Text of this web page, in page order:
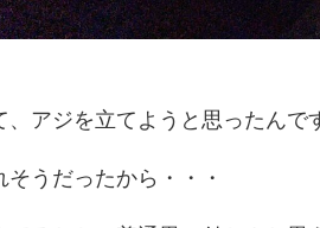
、アジを立てようと思ったんで
そうだったから・・・